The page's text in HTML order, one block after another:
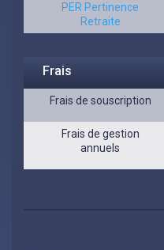
PER Pertinence
Retraite
Frais
Frais de souscription
Frais de gestion
annuels